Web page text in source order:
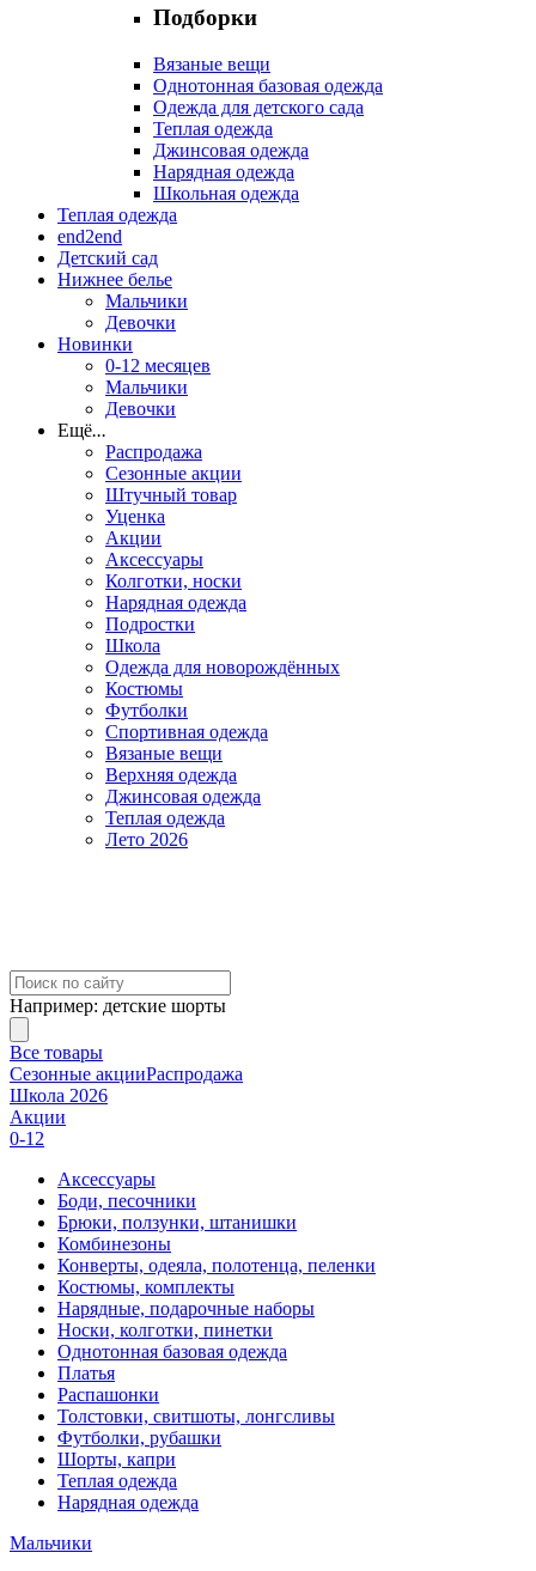
Подборки
Вязаные вещи
Однотонная базовая одежда
Одежда для детского сада
Теплая одежда
Джинсовая одежда
Нарядная одежда
Школьная одежда
Теплая одежда
end2end
Детский сад
Нижнее белье
Мальчики
Девочки
Новинки
0-12 месяцев
Мальчики
Девочки
Ещё...
Распродажа
Сезонные акции
Штучный товар
Уценка
Акции
Аксессуары
Колготки, носки
Нарядная одежда
Подростки
Школа
Одежда для новорождённых
Костюмы
Футболки
Спортивная одежда
Вязаные вещи
Верхняя одежда
Джинсовая одежда
Теплая одежда
Лето 2026
Например: детские шорты
Все товары
Сезонные акцииРаспродажа
Школа 2026
Акции
0-12
Аксессуары
Боди, песочники
Брюки, ползунки, штанишки
Комбинезоны
Конверты, одеяла, полотенца, пеленки
Костюмы, комплекты
Нарядные, подарочные наборы
Носки, колготки, пинетки
Однотонная базовая одежда
Платья
Распашонки
Толстовки, свитшоты, лонгсливы
Футболки, рубашки
Шорты, капри
Теплая одежда
Нарядная одежда
Мальчики